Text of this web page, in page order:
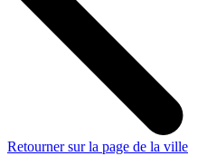
Retourner sur la page de la ville